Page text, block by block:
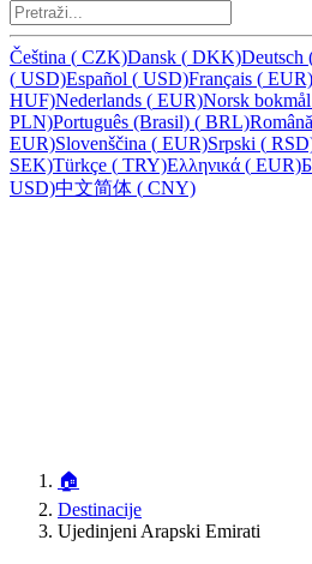
Čeština ( CZK)Dansk ( DKK)Deutsch
( USD)Español ( USD)Français ( EUR)
HUF)Nederlands ( EUR)Norsk bokmål
PLN)Português (Brasil) ( BRL)Română
EUR)Slovenščina ( EUR)Srpski (
SEK)Türkçe ( TRY)Ελληνικά ( EUR)
USD)中文简体 ( CNY)
🏠
Destinacije
Ujedinjeni Arapski Emirati